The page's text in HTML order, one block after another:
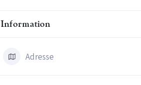
Information
Adresse